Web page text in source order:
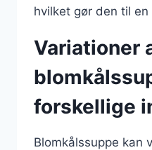
hvilket gør den til
Variationer
forskellige
Blomkålssuppe kan